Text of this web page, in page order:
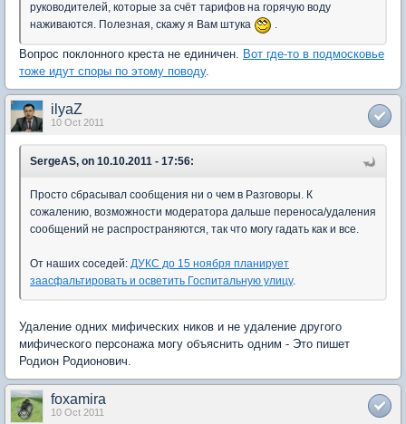
руководителей, которые за счёт тарифов на горячую воду
наживаются. Полезная, скажу я Вам штука
.
Вопрос поклонного креста не единичен. Вот где-то в подмосковье
тоже идут споры по этому поводу.
ilyaZ
10 Oct 2011
SergeAS, on 10.10.2011 - 17:56:
Просто сбрасывал сообщения ни о чем в Разговоры. К
сожалению, возможности модератора дальше переноса/удаления
сообщений не распространяются, так что могу гадать как и все.
От наших соседей: ДУКС до 15 ноября планирует
заасфальтировать и осветить Госпитальную улицу.
Удаление одних мифических ников и не удаление другого
мифического персонажа могу объяснить одним - Это пишет
Родион Родионович.
foxamira
10 Oct 2011